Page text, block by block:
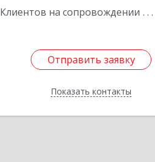
Клиентов на сопровождении
Отправить заявку
Показать контакты
Отправить заявку
Назад